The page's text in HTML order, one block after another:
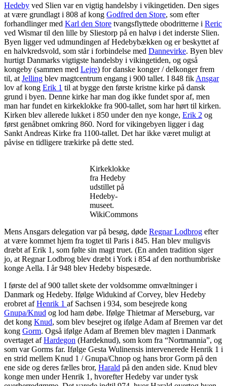
Hedeby ved Slien var en vigtig handelsby i vikingetiden. Den siges
at være grundlagt i 808 af kong Godfred den Store, som efter
forhandlinger med Karl den Store tvangsflyttede obodritterne i Reric
ved Wismar til den lille by Sliestorp på en halvø i det inderste Slien.
Byen ligger ved udmundingen af Hedebybækken og er beskyttet af
en halvkredsvold, som står i forbindelse med Dannevirke. Byen blev
hurtigt Danmarks vigtigste handelsby i vikingetiden, og også
kongeby (sammen med Lejre) for danske konger / delkonger frem
til, at Jelling blev magtcentrum engang i 900 tallet. I 848 fik Ansgar
lov af kong Erik 1 til at bygge den første kristne kirke på dansk
grund i byen. Denne kirke har man dog ikke fundet spor af, men
man har fundet en kirkeklokke fra 900-tallet, som har hørt til kirken.
Kirken blev allerede lukket i 850 under den nye konge, Erik 2 og
først genåbnet omkring 860. Nord for vikingebyen ligger i dag
Sankt Andreas Kirke fra 1100-tallet. Det har ikke været muligt at
påvise en tidligere trækirke på dette sted.
Kirkeklokke
fra Hedeby
udstillet på
Hedeby-
museet.
WikiCommons
Mens Ansgars delegation var på besøg, døde Regnar Lodbrog efter
at være kommet hjem fra togtet til Paris i 845. Han blev muligvis
dræbt af Erik 1, som følte sin magt truet. (En anden tradition siger
jo, at Regnar Lodbrog blev dræbt i York i 854 af den northumbriske
konge Aella. I år 948 blev Hedeby bispesæde.
I første del af 900 tallet skete der voldsomme omvæltninger i
Danmark og Hedeby. Ifølge Widukind af Corvey, blev Hedeby
erobret afHenrik 1 af Sachsen i 934, som besejrede kong
Gnupa/Knud og lod ham døbe. Ifølge Thietmar af Merseburg, var
det kong Knud, som blev besejret og ifølge Adam af Bremen var det
kong Gorm. Også ifølge Adam af Bremen blev magten i Danmark
overtaget afHardegon (Hardeknud), som kom fra “Nortmannia”, og
som var Gorms far. Ifølge Gesta Wulinensis intervenerede Henrik 1 i
en strid mellem Knud 1 / Gnupa/Chnop og hans bror Gorm på den
ene side og deres fælles bror, Harald på den anden side. Knud blev
konge men under Henrik 1, hvorefter Hedeby var under tysk